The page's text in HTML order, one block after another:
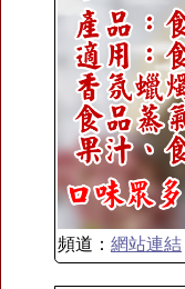
頻道： 網站連結